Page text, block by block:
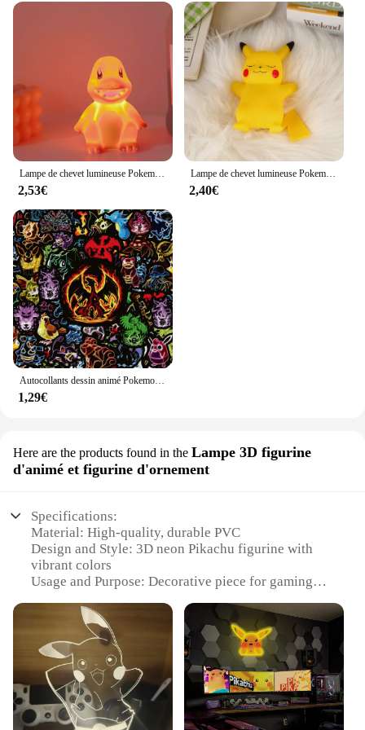
2,53€
Lampe de chevet lumineuse Pokemon Pikachu pour enfants, jouet mignon, veilleuse, cadeau d'anniversaire et de Noël pour enfants
2,40€
Autocollants dessin animé Pokemon Pikachu pour enfants, néon, lumière, jouet, téléphone, ordinateur portable, autocollant graffiti, 10 pièces, 30 pièces, 50 pièces, 100 pièces
1,29€
Here are the products found in the Lampe 3D figurine
d'animé et figurine d'ornement
Specifications:
Material: High-quality, durable PVC
Design and Style: 3D neon Pikachu figurine with
vibrant colors
Usage and Purpose: Decorative piece for gaming
Typical Adaptive Scenario: Perfect for home or
office desk, gaming room, or as a gift
Shape or Size or Weight or Quantity: Compact size
with a weight of approximately 0.5 kg
Performance and Property: Energy-efficient LED
lighting with a long lifespan